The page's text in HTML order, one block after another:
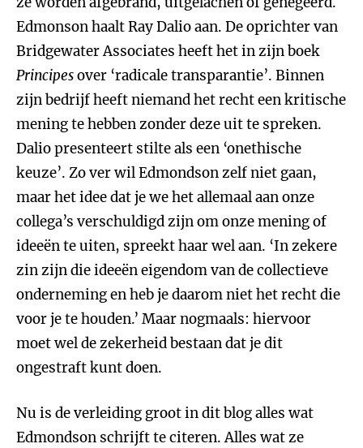
Edmonson haalt Ray Dalio aan. De oprichter van
Bridgewater Associates heeft het in zijn boek
Principesover ‘radicale transparantie’. Binnen
zijn bedrijf heeft niemand het recht een kritische
mening te hebben zonder deze uit te spreken.
Dalio presenteert stilte als een ‘onethische
keuze’. Zo ver wil Edmondson zelf niet gaan,
maar het idee dat je we het allemaal aan onze
collega’s verschuldigd zijn om onze mening of
ideeën te uiten, spreekt haar wel aan. ‘In zekere
zin zijn die ideeën eigendom van de collectieve
onderneming en heb je daarom niet het recht die
voor je te houden.’ Maar nogmaals: hiervoor
moet wel de zekerheid bestaan dat je dit
ongestraft kunt doen.
Nu is de verleiding groot in dit blog alles wat
Edmondson schrijft te citeren. Alles wat ze